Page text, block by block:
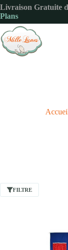
Passer
au
contenu
Livraison Gratuite
Plans
FILTRE